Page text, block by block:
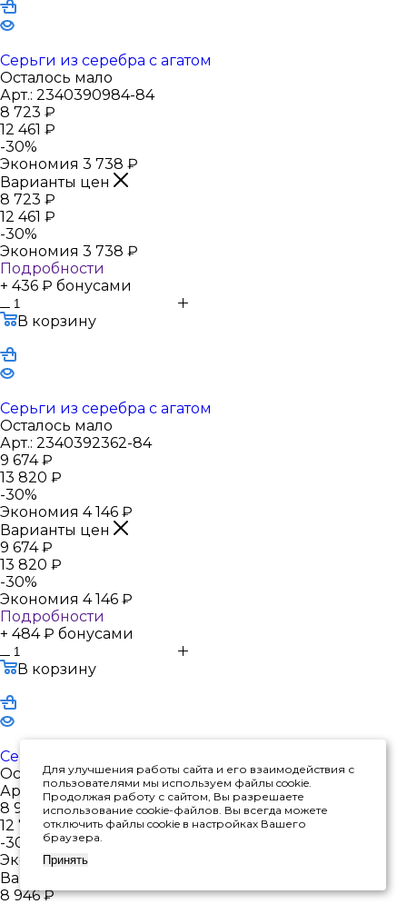
Серьги из серебра с агатом
Осталось мало
Арт.: 2340390984-84
8 723 ₽
12 461 ₽
-30%
Экономия 3 738 ₽
Варианты цен
8 723 ₽
12 461 ₽
-30%
Экономия 3 738 ₽
Подробности
+ 436 ₽ бонусами
В корзину
Серьги из серебра с агатом
Осталось мало
Арт.: 2340392362-84
9 674₽
13 820 ₽
-30%
Экономия 4 146 ₽
Варианты цен
9 674₽
13 820 ₽
-30%
Экономия 4 146 ₽
Подробности
+ 484 ₽ бонусами
В корзину
Серьги из серебра с агатом
Осталось мало
Арт.: 2340392364-20
8 946
₽
12 780₽
-30
Экономия3 834
Варианты цен
8 946₽
Для улучшения работы сайта и его взаимодействия с
пользователями мы используем файлы cookie.
Продолжая работу с сайтом, Вы разрешаете
использование cookie-файлов. Вы всегда можете
отключить файлы cookie в настройках Вашего
браузера.
Принять